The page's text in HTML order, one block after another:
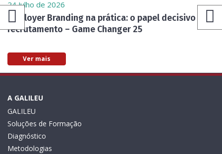
24 Julho de 2026
Employer Branding na prática: o papel decisivo do
recrutamento – Game Changer 25
Ver mais
A GALILEU
GALILEU
Soluções de Formação
Diagnóstico
Metodologias